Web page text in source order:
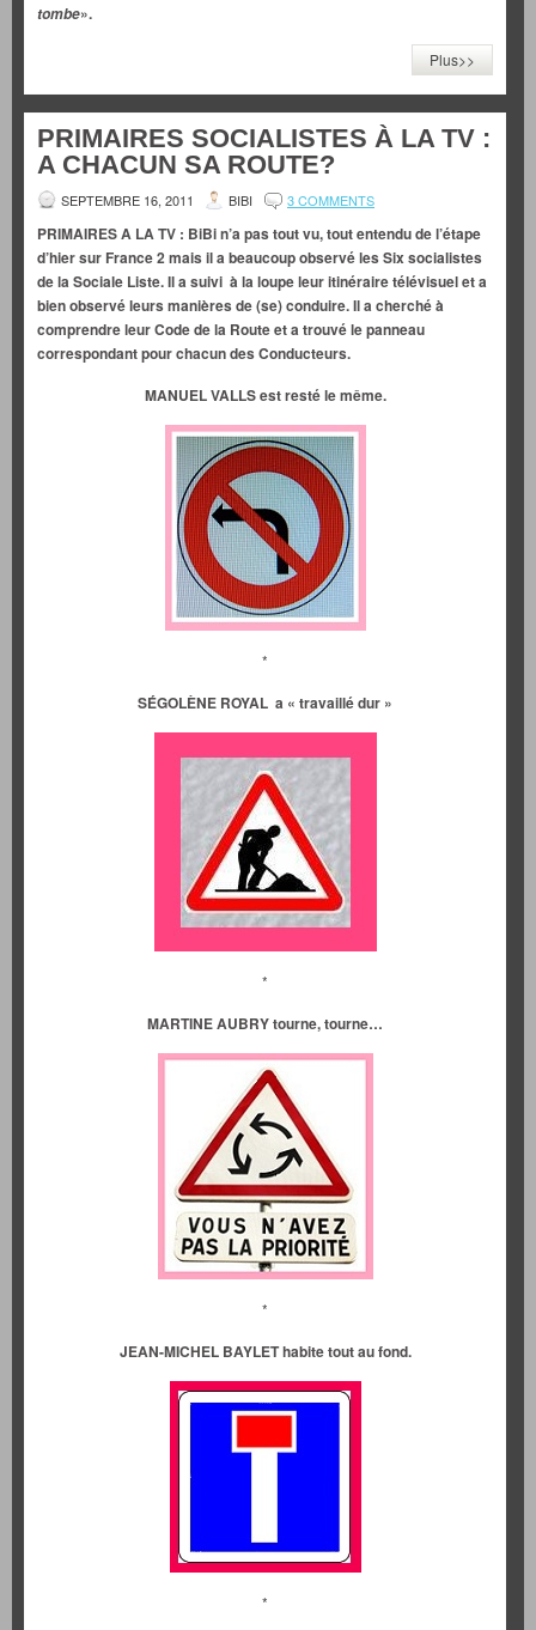
tombe».
Plus>>
PRIMAIRES SOCIALISTES À LA TV :
A CHACUN SA ROUTE?
SEPTEMBRE 16, 2011 BIBI 3 COMMENTS
PRIMAIRES A LA TV : BiBi n’a pas tout vu, tout entendu de l’étape
d’hier sur France 2 mais il a beaucoup observé les Six socialistes
de la Sociale Liste. Il a suivi à la loupe leur itinéraire télévisuel et a
bien observé leurs manières de (se) conduire. Il a cherché à
comprendre leur Code de la Route et a trouvé le panneau
correspondant pour chacun des Conducteurs.
MANUEL VALLS est resté le même.
*
SÉGOLÈNE ROYAL a « travaillé dur »
*
MARTINE AUBRY tourne, tourne…
*
JEAN-MICHEL BAYLET habite tout au fond.
*